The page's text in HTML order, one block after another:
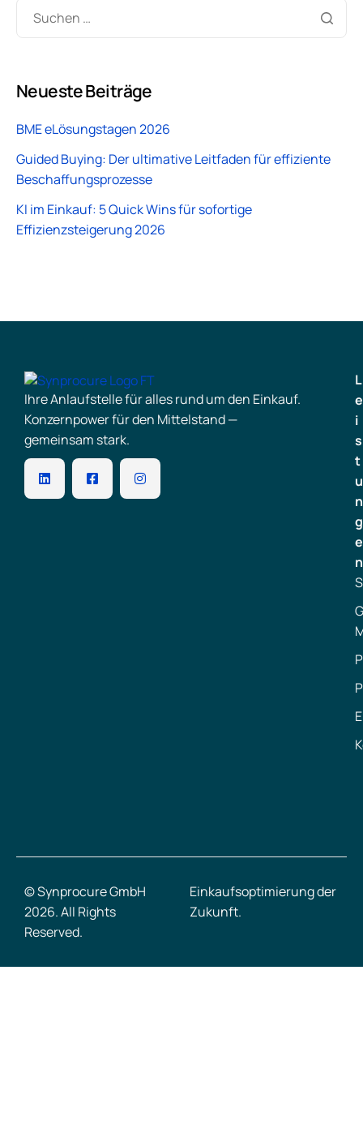
Neueste Beiträge
BME eLösungstagen 2026
Guided Buying: Der ultimative Leitfaden für effiziente
Beschaffungsprozesse
KI im Einkauf: 5 Quick Wins für sofortige
Effizienzsteigerung 2026
Ihre Anlaufstelle für alles rund um den Einkauf.
Konzernpower für den Mittelstand —
gemeinsam stark.
L
e
i
s
t
u
n
g
e
n
© Synprocure GmbH
2026. All Rights
Reserved.
Einkaufsoptimierung der
Zukunft.